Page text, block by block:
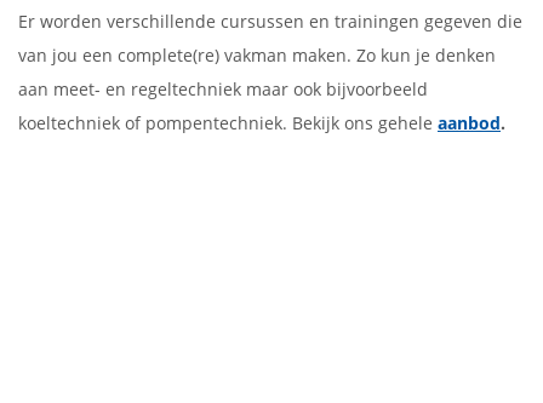
Er worden verschillende cursussen en trainingen gegeven die
van jou een complete(re) vakman maken. Zo kun je denken
aan meet- en regeltechniek maar ook bijvoorbeeld
koeltechniek of pompentechniek. Bekijk ons gehele aanbod.